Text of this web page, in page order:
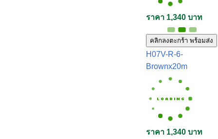
ราคา 1,340 บาท
คลิกลงตะกร้า พร้อมส่ง
H07V-R-6-
Brownx20m
ราคา 1,340 บาท